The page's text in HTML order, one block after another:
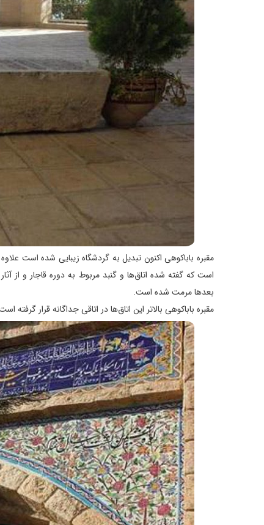
مقبره باباکوهی اکنون تبدیل به گردشگاه زیبایی شده است
بعدها مرمت شده است.
مقبره باباکوهی بالاتر این اتاق‌ها در اتاقی جداگانه قرار